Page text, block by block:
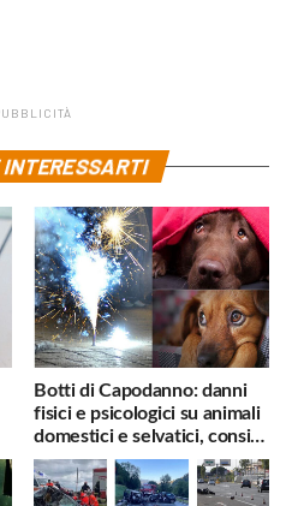
INTERESSARTI
Botti di Capodanno: danni
fisici e psicologici su animali
domestici e selvatici, consigli
utili